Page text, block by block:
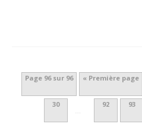
Page 96 sur 96 « Première page
30 92 93